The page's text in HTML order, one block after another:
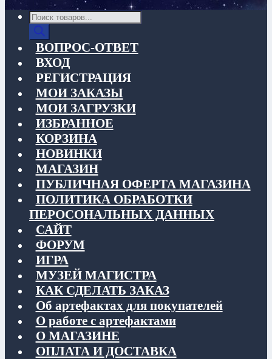
Поиск
товаров
ВОПРОС-ОТВЕТ
ВХОД
РЕГИСТРАЦИЯ
МОИ ЗАКАЗЫ
МОИ ЗАГРУЗКИ
ИЗБРАННОЕ
КОРЗИНА
НОВИНКИ
МАГАЗИН
ПУБЛИЧНАЯ ОФЕРТА МАГАЗИНА
ПОЛИТИКА ОБРАБОТКИ
ПЕРОСОНАЛЬНЫХ ДАННЫХ
САЙТ
ФОРУМ
ИГРА
МУЗЕЙ МАГИСТРА
КАК СДЕЛАТЬ ЗАКАЗ
Об артефактах для покупателей
О работе с артефактами
О МАГАЗИНЕ
ОПЛАТА И ДОСТАВКА